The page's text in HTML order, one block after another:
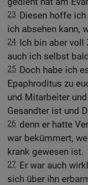
23 Diesen hoffe
ich absehen kann,
24 Ich bin aber voll
auch ich selbst
25 Doch habe ich
Epaphroditus zu
und Mitarbeiter
Gesandter ist und
26 denn er hatte
war bekümmert,
krank gewesen ist.
27 Er war auch
sich über ihn